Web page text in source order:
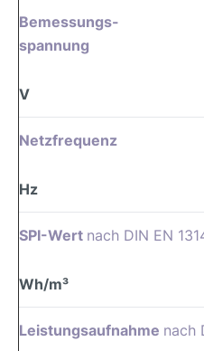
Bemessungs-
spannung
V
Netzfrequenz
Hz
SPI-Wert nach DIN EN
Wh/m³
Leistungsaufnahme nach